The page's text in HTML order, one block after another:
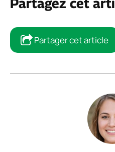
Partagez cet
Partager cet article